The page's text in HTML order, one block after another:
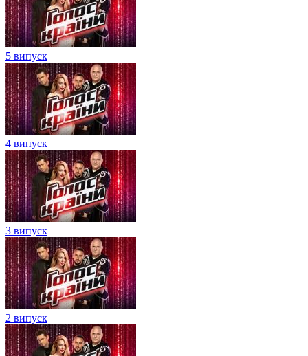
5 випуск
4 випуск
3 випуск
2 випуск